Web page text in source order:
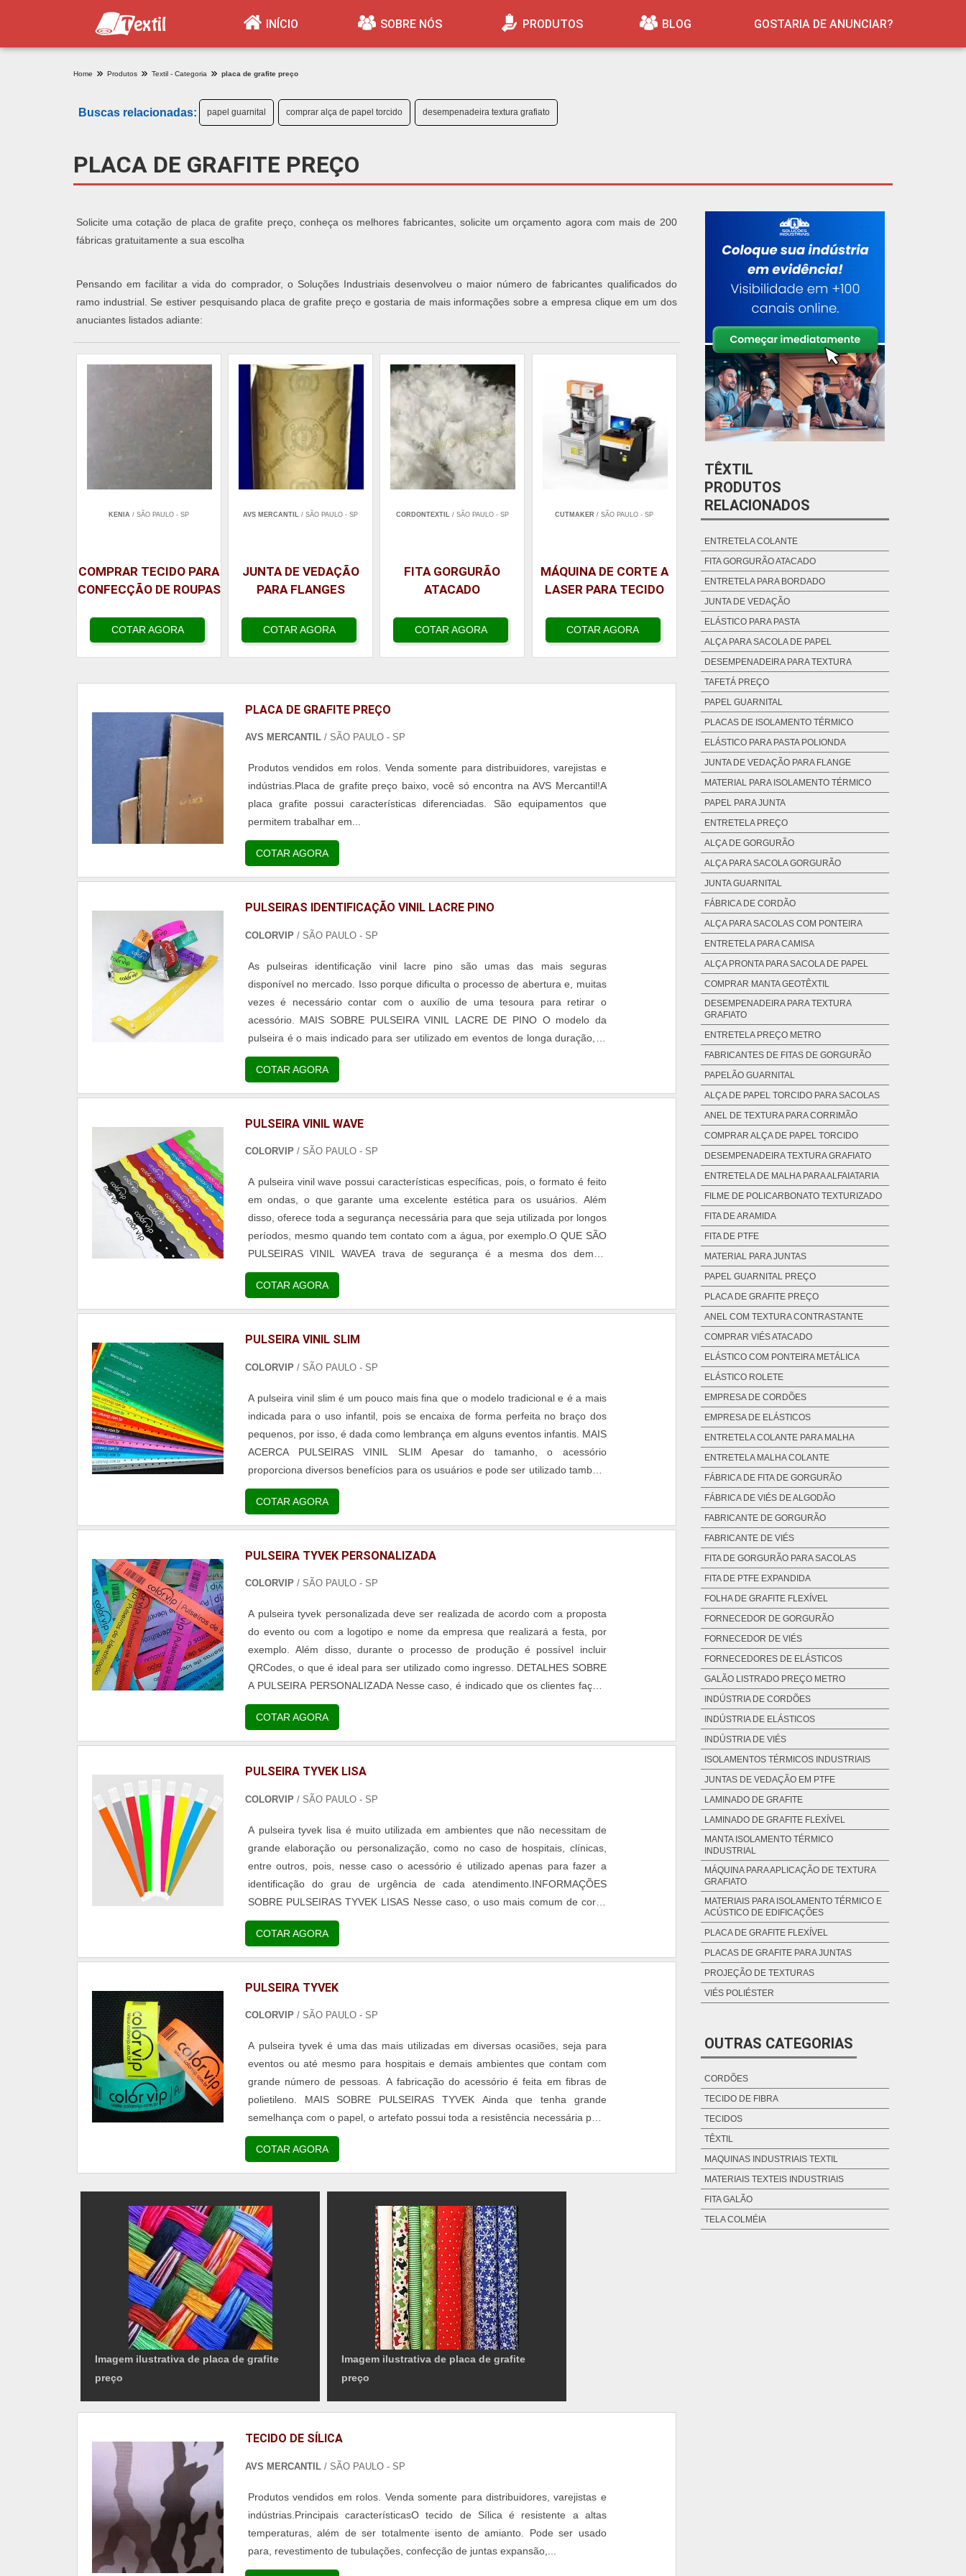
INÍCIO SOBRE NÓS PRODUTOS BLOG GOSTARIA DE ANUNCIAR?
Home Produtos Textil - Categoria placa de grafite preço
Buscas relacionadas: papel guarnital comprar alça de papel torcido desempenadeira textura grafiato
PLACA DE GRAFITE PREÇO
Solicite uma cotação de placa de grafite preço, conheça os melhores fabricantes, solicite um orçamento agora com mais de 200
fábricas gratuitamente a sua escolha
Pensando em facilitar a vida do comprador, o Soluções Industriais desenvolveu o maior número de fabricantes qualificados do
ramo industrial. Se estiver pesquisando placa de grafite preço e gostaria de mais informações sobre a empresa clique em um dos
anuciantes listados adiante:
KENIA / SÃO PAULO - SP
COMPRAR TECIDO PARA
CONFECÇÃO DE ROUPAS
COTAR AGORA
AVS MERCANTIL / SÃO PAULO - SP
JUNTA DE VEDAÇÃO
PARA FLANGES
COTAR AGORA
CORDONTEXTIL/ SÃO PAULO - SP
FITA GORGURÃO
ATACADO
COTAR AGORA
CUTMAKER / SÃO PAULO - SP
MÁQUINA DE CORTE A
LASER PARA TECIDO
COTAR AGORA
PLACA DE GRAFITE PREÇO
AVS MERCANTIL / SÃO PAULO - SP
Produtos vendidos em rolos. Venda somente para distribuidores, varejistas e
indústrias.Placa de grafite preço baixo, você só encontra na AVS Mercantil!A
placa grafite possui características diferenciadas. São equipamentos que
permitem trabalhar em...
COTAR AGORA
PULSEIRAS IDENTIFICAÇÃO VINIL LACRE PINO
COLORVIP / SÃO PAULO - SP
As pulseiras identificação vinil lacre pino são umas das mais seguras
disponível no mercado. Isso porque dificulta o processo de abertura e, muitas
vezes é necessário contar com o auxílio de uma tesoura para retirar o
acessório. MAIS SOBRE PULSEIRA VINIL LACRE DE PINO O modelo da
pulseira é o mais indicado para ser utilizado em eventos de longa duração, já
que possui também resistência para ter contato com a água e até mesmo com
o suor ...
COTAR AGORA
PULSEIRA VINIL WAVE
COLORVIP / SÃO PAULO - SP
A pulseira vinil wave possui características específicas, pois, o formato é feito
em ondas, o que garante uma excelente estética para os usuários. Além
disso, oferece toda a segurança necessária para que seja utilizada por longos
períodos, mesmo quando tem contato com a água, por exemplo.O QUE SÃO
PULSEIRAS VINIL WAVEA trava de segurança é a mesma dos demais
modelos das pulseiras de vinil, pois, o fechamento é realizado com o auxílio
de...
COTAR AGORA
PULSEIRA VINIL SLIM
COLORVIP / SÃO PAULO - SP
A pulseira vinil slim é um pouco mais fina que o modelo tradicional e é a mais
indicada para o uso infantil, pois se encaixa de forma perfeita no braço dos
pequenos, por isso, é dada como lembrança em alguns eventos infantis. MAIS
ACERCA PULSEIRAS VINIL SLIM Apesar do tamanho, o acessório
proporciona diversos benefícios para os usuários e pode ser utilizado também
para eventos adultos, pois possui toda a elegância necessária para ofere...
COTAR AGORA
PULSEIRA TYVEK PERSONALIZADA
COLORVIP / SÃO PAULO - SP
A pulseira tyvek personalizada deve ser realizada de acordo com a proposta
do evento ou com a logotipo e nome da empresa que realizará a festa, por
exemplo. Além disso, durante o processo de produção é possível incluir
QRCodes, o que é ideal para ser utilizado como ingresso. DETALHES SOBRE
A PULSEIRA PERSONALIZADA Nesse caso, é indicado que os clientes façam
a escolha de cores neutras, pois, assim, o processo de personalização pode
ser...
COTAR AGORA
PULSEIRA TYVEK LISA
COLORVIP / SÃO PAULO - SP
A pulseira tyvek lisa é muito utilizada em ambientes que não necessitam de
grande elaboração ou personalização, como no caso de hospitais, clínicas,
entre outros, pois, nesse caso o acessório é utilizado apenas para fazer a
identificação do grau de urgência de cada atendimento.INFORMAÇÕES
SOBRE PULSEIRAS TYVEK LISAS Nesse caso, o uso mais comum de cores
são as verdes, vermelhas e amarelas, porém, o mercado oferece diversas
outras opções...
COTAR AGORA
PULSEIRA TYVEK
COLORVIP / SÃO PAULO - SP
A pulseira tyvek é uma das mais utilizadas em diversas ocasiões, seja para
eventos ou até mesmo para hospitais e demais ambientes que contam com
grande número de pessoas. A fabricação do acessório é feita em fibras de
polietileno. MAIS SOBRE PULSEIRAS TYVEK Ainda que tenha grande
semelhança com o papel, o artefato possui toda a resistência necessária para
ser utilizada por um longo período de tempo sem danificações. Além disso, é
resist...
COTAR AGORA
Imagem ilustrativa de placa de grafite
preço
Imagem ilustrativa de placa de grafite
preço
TECIDO DE SÍLICA
AVS MERCANTIL/ SÃO PAULO - SP
Produtos vendidos em rolos. Venda somente para distribuidores, varejistas e
indústrias.Principais característicasO tecido de Sílica é resistente a altas
temperaturas, além de ser totalmente isento de amianto. Pode ser usado
para, revestimento de tubulações, confecção de juntas expansão,...
TÊXTIL
PRODUTOS
RELACIONADOS
ENTRETELA COLANTE
FITA GORGURÃO ATACADO
ENTRETELA PARA BORDADO
JUNTA DE VEDAÇÃO
ELÁSTICO PARA PASTA
ALÇA PARA SACOLA DE PAPEL
DESEMPENADEIRA PARA TEXTURA
TAFETÁ PREÇO
PAPEL GUARNITAL
PLACAS DE ISOLAMENTO TÉRMICO
ELÁSTICO PARA PASTA POLIONDA
JUNTA DE VEDAÇÃO PARA FLANGE
MATERIAL PARA ISOLAMENTO TÉRMICO
PAPEL PARA JUNTA
ENTRETELA PREÇO
ALÇA DE GORGURÃO
ALÇA PARA SACOLA GORGURÃO
JUNTA GUARNITAL
FÁBRICA DE CORDÃO
ALÇA PARA SACOLAS COM PONTEIRA
ENTRETELA PARA CAMISA
ALÇA PRONTA PARA SACOLA DE PAPEL
COMPRAR MANTA GEOTÊXTIL
DESEMPENADEIRA PARA TEXTURA
GRAFIATO
ENTRETELA PREÇO METRO
FABRICANTES DE FITAS DE GORGURÃO
PAPELÃO GUARNITAL
ALÇA DE PAPEL TORCIDO PARA SACOLAS
ANEL DE TEXTURA PARA CORRIMÃO
COMPRAR ALÇA DE PAPEL TORCIDO
DESEMPENADEIRA TEXTURA GRAFIATO
ENTRETELA DE MALHA PARA ALFAIATARIA
FILME DE POLICARBONATO TEXTURIZADO
FITA DE ARAMIDA
FITA DE PTFE
MATERIAL PARA JUNTAS
PAPEL GUARNITAL PREÇO
PLACA DE GRAFITE PREÇO
ANEL COM TEXTURA CONTRASTANTE
COMPRAR VIÉS ATACADO
ELÁSTICO COM PONTEIRA METÁLICA
ELÁSTICO ROLETE
EMPRESA DE CORDÕES
EMPRESA DE ELÁSTICOS
ENTRETELA COLANTE PARA MALHA
ENTRETELA MALHA COLANTE
FÁBRICA DE FITA DE GORGURÃO
FÁBRICA DE VIÉS DE ALGODÃO
FABRICANTE DE GORGURÃO
FABRICANTE DE VIÉS
FITA DE GORGURÃO PARA SACOLAS
FITA DE PTFE EXPANDIDA
FOLHA DE GRAFITE FLEXÍVEL
FORNECEDOR DE GORGURÃO
FORNECEDOR DE VIÉS
FORNECEDORES DE ELÁSTICOS
GALÃO LISTRADO PREÇO METRO
INDÚSTRIA DE CORDÕES
INDÚSTRIA DE ELÁSTICOS
INDÚSTRIA DE VIÉS
ISOLAMENTOS TÉRMICOS INDUSTRIAIS
JUNTAS DE VEDAÇÃO EM PTFE
LAMINADO DE GRAFITE
LAMINADO DE GRAFITE FLEXÍVEL
MANTA ISOLAMENTO TÉRMICO
INDUSTRIAL
MÁQUINA PARA APLICAÇÃO DE TEXTURA
GRAFIATO
MATERIAIS PARA ISOLAMENTO TÉRMICO E
ACÚSTICO DE EDIFICAÇÕES
PLACA DE GRAFITE FLEXÍVEL
PLACAS DE GRAFITE PARA JUNTAS
PROJEÇÃO DE TEXTURAS
VIÉS POLIÉSTER
OUTRAS CATEGORIAS
CORDÕES
TECIDO DE FIBRA
TECIDOS
TÊXTIL
MAQUINAS INDUSTRIAIS TEXTIL
MATERIAIS TEXTEIS INDUSTRIAIS
FITA GALÃO
TELA COLMÉIA